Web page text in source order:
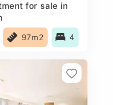
for sale in
97m2 4